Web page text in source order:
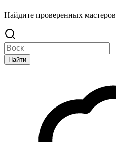
Найдите проверенных
Найти